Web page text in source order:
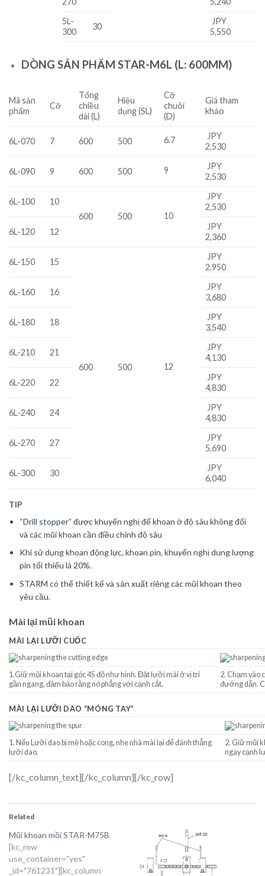
5L-
300
30
JPY
5,550
DÒNG SẢN PHẨM STAR-M6L (L: 600MM)
Mã sản
phẩm
Cỡ
Tổng
chiều
dài (L)
Hiệu
dụng (SL)
Cỡ
chuôi
(D)
Giá tham
khảo
6L-070 7 600 500 6.7
JPY
2,530
6L-090 9 600 500 9
JPY
2,530
6L-100
10
600
500 10
JPY
2,530
6L-120 12
JPY
2,360
6L-150 15
600 500 12
JPY
2,950
6L-160 16
JPY
3,680
6L-180 18
JPY
3,540
6L-210 21
JPY
4,130
6L-220 22
JPY
4,830
6L-240 24
JPY
4,830
6L-270 27
JPY
5,690
6L-300 30
JPY
6,040
TIP
“Drill stopper” được khuyến nghị để khoan ở độ sâu không đổi
và các mũi khoan cần điều chỉnh độ sâu
Khi sử dụng khoan động lực, khoan pin, khuyến nghị dung lượng
pin tối thiểu là 20%.
STARM có thể thiết kế và sản xuất riêng các mũi khoan theo
yêu cầu.
Mài lại mũi khoan
MÀI LẠI LƯỠI CUỐC
1.Giữ mũi khoan tại góc 45 đõ như hình. Đặt lưỡi mài ở vị trí
gần ngang, đảm bảo rằng nó phẳng với cạnh cắt.
2. Chạm vào
đướng dẫn.
MÀI LẠI LƯỠI DAO “MÓNG TAY”
1. Nếu Lưỡi dao bị mẻ hoặc cong, nhẹ nhà mài lại để đánh thẳng
lưỡi dao.
2. Giữ mũi
ngay cạnh
[/kc_column_text][/kc_column][/kc_row]
Related
Mũi khoan mồi STAR-M75B
[kc_row
use_container="yes"
_id="761231"][kc_column